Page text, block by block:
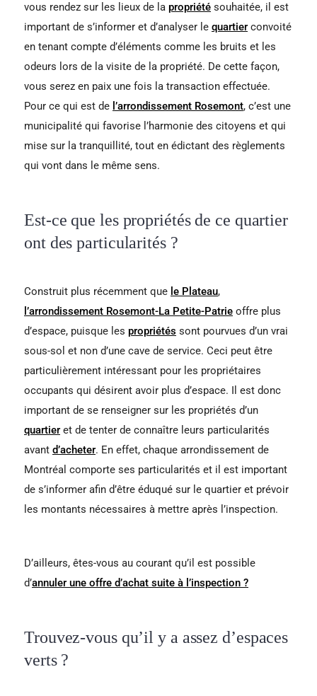
vous rendez sur les lieux de la propriété souhaitée, il est
important de s’informer et d’analyser le quartier convoité
en tenant compte d’éléments comme les bruits et les
odeurs lors de la visite de la propriété. De cette façon,
vous serez en paix une fois la transaction effectuée.
Pour ce qui est de l’arrondissement Rosemont, c’est une
municipalité qui favorise l’harmonie des citoyens et qui
mise sur la tranquillité, tout en édictant des règlements
qui vont dans le même sens.
Est-ce que les propriétés de ce quartier
ont des particularités ?
Construit plus récemment que le Plateau,
l’arrondissement Rosemont-La Petite-Patrie offre plus
d’espace, puisque les propriétés sont pourvues d’un vrai
sous-sol et non d’une cave de service. Ceci peut être
particulièrement intéressant pour les propriétaires
occupants qui désirent avoir plus d’espace. Il est donc
important de se renseigner sur les propriétés d’un
quartier et de tenter de connaître leurs particularités
avant d’acheter. En effet, chaque arrondissement de
Montréal comporte ses particularités et il est important
de s’informer afin d’être éduqué sur le quartier et prévoir
les montants nécessaires à mettre après l’inspection.
D’ailleurs, êtes-vous au courant qu’il est possible
d’annuler une offre d’achat suite à l’inspection ?
Trouvez-vous qu’il y a assez d’espaces
verts ?